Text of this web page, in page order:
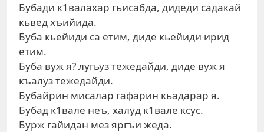
Бубади к1валахар гьисабда, дидеди садакай
кьвед хъийида.
Буба кьейиди са етим, диде кьейиди ирид
етим.
Буба вуж я? лугьуз тежедайди, диде вуж я
къалуз тежедайди.
Бубайрин мисалар гафарин кьадарар я.
Бубад к1вале неъ, халуд к1вале ксус.
Бурж гайидан мез яргъи жеда.